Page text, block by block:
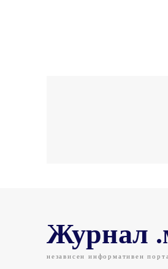
Журнал
независен информативен